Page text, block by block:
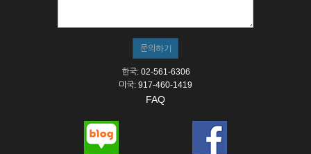
한국: 02-561-6306
미국: 917-460-1419
FAQ